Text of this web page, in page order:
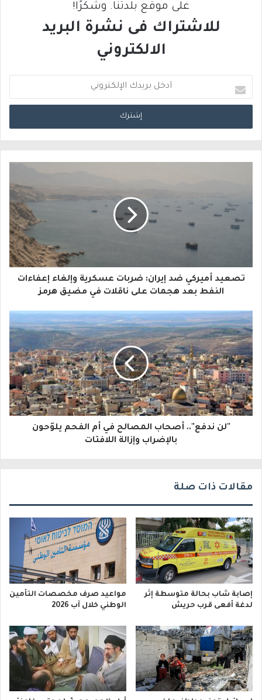
على موقع بلدتنا. وشكرًا!
للاشتراك فى نشرة البريد
الالكتروني
د
خ
ي
ا
إ
ل
ك
ت
ر
و
تصعيد أميركي ضد إيران: ضربات عسكرية وإلغاء إعفاءات
النفط بعد هجمات على ناقلات في مضيق هرمز
"لن ندفع".. أصحاب المصالح في أم الفحم يلوّحون
بالإضراب وإزالة اللافتات
مقالات ذات صلة
إصابة شاب بحالة متوسطة إثر
لدغة أفعى قرب حريش
مواعيد صرف مخصصات التأمين
الوطني خلال آب 2026